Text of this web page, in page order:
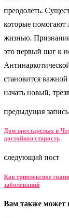
преодолеть.
которые помогают
жизнью.
это первый шаг к
становится
начать новый,
предыдущая запись
Дом престарелых в
достойная старость
следующий пост
Как триплексное
заболеваний
Вам также может